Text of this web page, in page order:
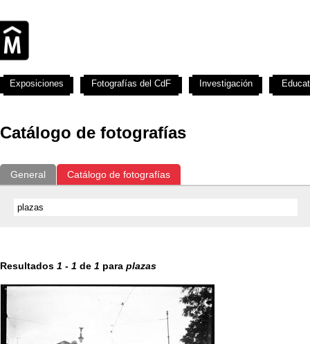
Catálogo de fotografías
General Catálogo de fotografías
Resultados 1 - 1 de 1 para plazas
Exposiciones Fotografías del CdF Investigación